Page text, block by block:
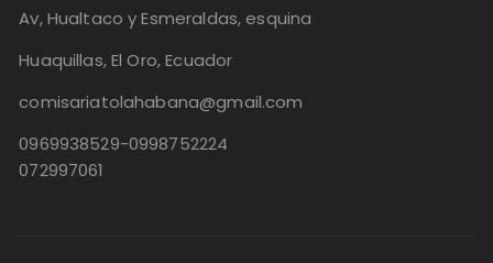
Av, Hualtaco y Esmeraldas, esquina
Huaquillas, El Oro, Ecuador
comisariatolahabana@gmail.com
0969938529-0998752224
072997061